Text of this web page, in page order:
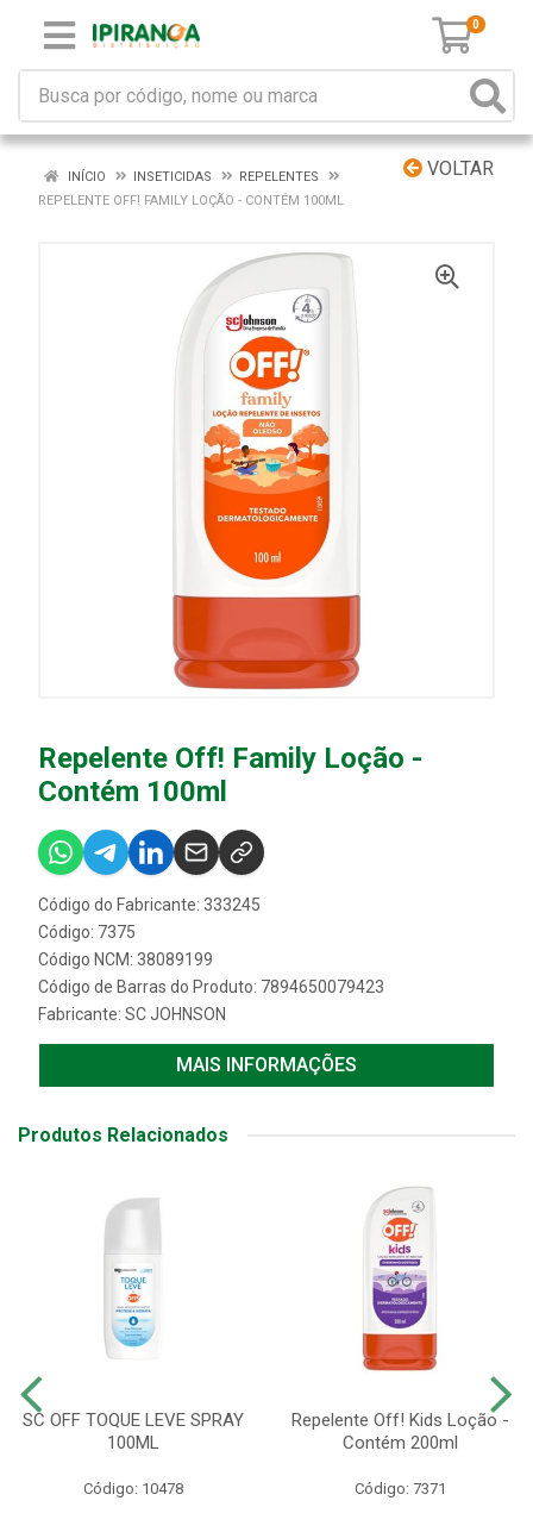
0
VOLTAR
INÍCIO INSETICIDAS
REPELENTES
REPELENTE OFF! FAMILY LOÇÃO - CONTÉM 100ML
Repelente Off! Family Loção -
Contém 100ml
Código do Fabricante: 333245
Código: 7375
Código NCM: 38089199
Código de Barras do Produto: 7894650079423
Fabricante: SC JOHNSON
MAIS INFORMAÇÕES
Produtos Relacionados
SC OFF TOQUE LEVE SPRAY
100ML
Código: 10478
Repelente Off! Kids Loção -
Contém 200ml
Código: 7371